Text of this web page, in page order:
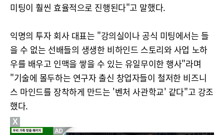
미팅이 훨씬 효율적으로 진행된다"고 말했다.
익명의 투자 회사 대표는 "강의실이나 공식 미팅에서는 들
을 수 없는 선배들의 생생한 비하인드 스토리와 사업 노하
우를 배우고 인맥을 쌓을 수 있는 유일무이한 행사"라며
"기술에 몰두하는 연구자 출신 창업자들이 철저한 비즈니
스 마인드를 장착하게 만드는 '벤처 사관학교' 같다"고 강조
했다.
X